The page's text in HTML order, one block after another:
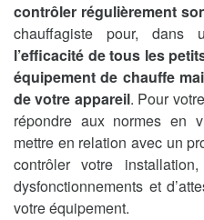
contrôler régulièrement
chauffagiste pour, dans
l’efficacité de tous les
équipement de chauffe
de votre appareil. Pour
répondre aux normes en
mettre en relation avec un
contrôler votre
dysfonctionnements et
votre équipement.